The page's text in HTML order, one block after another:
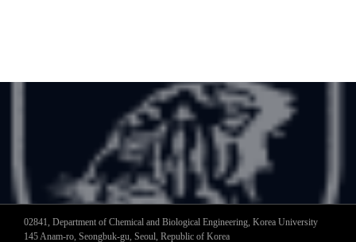
02841, Department of Chemical and Biological Engineering, Korea University
145 Anam-ro, Seongbuk-gu, Seoul, Republic of Korea